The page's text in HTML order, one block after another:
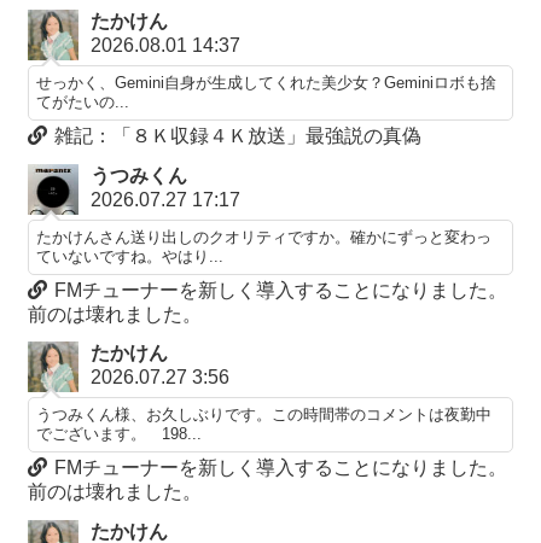
たかけん
2026.08.01 14:37
せっかく、Gemini自身が生成してくれた美少女？Geminiロボも捨
てがたいの...
雑記：「８Ｋ収録４Ｋ放送」最強説の真偽
うつみくん
2026.07.27 17:17
たかけんさん送り出しのクオリティですか。確かにずっと変わっ
ていないですね。やはり...
FMチューナーを新しく導入することになりました。
前のは壊れました。
たかけん
2026.07.27 3:56
うつみくん様、お久しぶりです。この時間帯のコメントは夜勤中
でございます。 198...
FMチューナーを新しく導入することになりました。
前のは壊れました。
たかけん